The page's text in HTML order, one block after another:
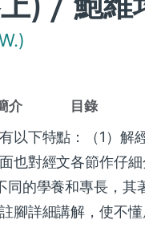
介 目錄
以下特點：（1）
也對經文各節作仔
同的學養和專長，
腳詳細講解，使不懂